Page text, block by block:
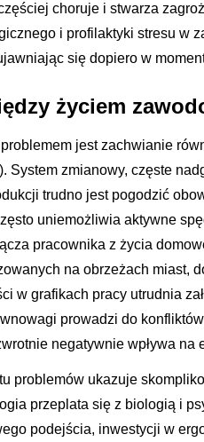
choruje i stwarza
i profilaktyki stresu w
się dopiero w
życiem
jest zachwianie
System zmianowy, częste
trudno jest pogodzić
uniemożliwia aktywne
pracownika z życia
na obrzeżach miast,
w grafikach pracy utrudnia
prowadzi do
negatywnie wpływa na
problemów ukazuje
przeplata się z biologią i
podejścia, inwestycji w